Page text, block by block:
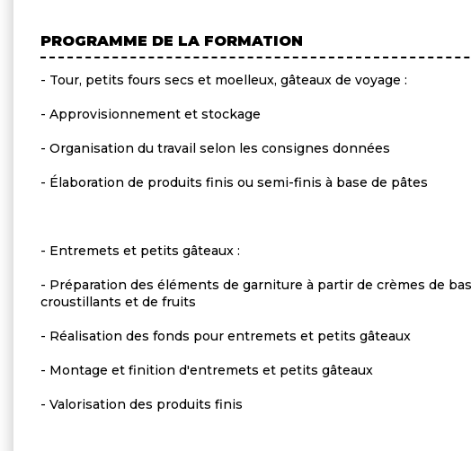
PROGRAMME DE LA FORMATION
- Tour, petits fours secs et moelleux, gâteaux de voyage :
- Approvisionnement et stockage
- Organisation du travail selon les consignes données
- Élaboration de produits finis ou semi-finis à base de pâtes
- Entremets et petits gâteaux :
- Préparation des éléments de garniture à partir de crèmes de
croustillants et de fruits
- Réalisation des fonds pour entremets et petits gâteaux
- Montage et finition d'entremets et petits gâteaux
- Valorisation des produits finis